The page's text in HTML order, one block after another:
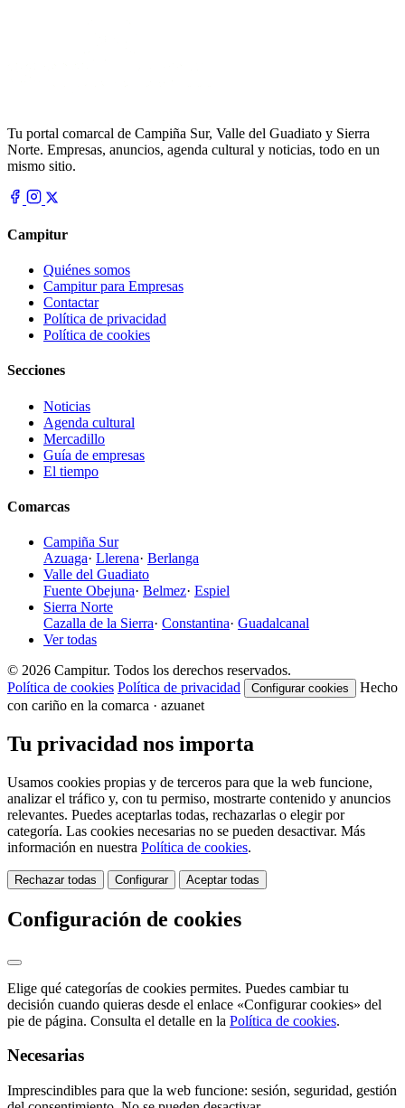
Tu portal comarcal de Campiña Sur, Valle del Guadiato y Sierra
Norte. Empresas, anuncios, agenda cultural y noticias, todo en un
mismo sitio.
Campitur
Quiénes somos
Campitur para Empresas
Contactar
Política de privacidad
Política de cookies
Secciones
Noticias
Agenda cultural
Mercadillo
Guía de empresas
El tiempo
Comarcas
Campiña Sur
Azuaga· Llerena· Berlanga
Valle del Guadiato
Fuente Obejuna· Belmez· Espiel
Sierra Norte
Cazalla de la Sierra· Constantina· Guadalcanal
Ver todas
© 2026 Campitur. Todos los derechos reservados.
Política de cookies Política de privacidad Configurar cookies
Hecho
con cariño en la comarca · azuanet
Tu privacidad nos importa
Usamos cookies propias y de terceros para que la web funcione,
analizar el tráfico y, con tu permiso, mostrarte contenido y anuncios
relevantes. Puedes aceptarlas todas, rechazarlas o elegir por
categoría. Las cookies necesarias no se pueden desactivar. Más
información en nuestra Política de cookies.
Rechazar todas Configurar Aceptar todas
Configuración de cookies
Elige qué categorías de cookies permites. Puedes cambiar tu
decisión cuando quieras desde el enlace «Configurar cookies» del
pie de página. Consulta el detalle en la Política de cookies.
Necesarias
Imprescindibles para que la web funcione: sesión, seguridad, gestión